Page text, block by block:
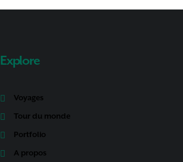
Explore
Voyages
Tour du monde
Portfolio
A propos